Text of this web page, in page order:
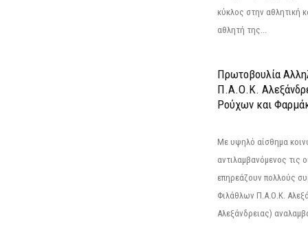
κύκλος στην αθλητική
αθλητή της...
Πρωτοβουλία
Π.Α.Ο.Κ.
Ρούχων και
Με υψηλό αίσθημα
αντιλαμβανόμενος τις
επηρεάζουν πολλούς
Φιλάθλων Π.Α.Ο.Κ.
Αλεξάνδρειας)